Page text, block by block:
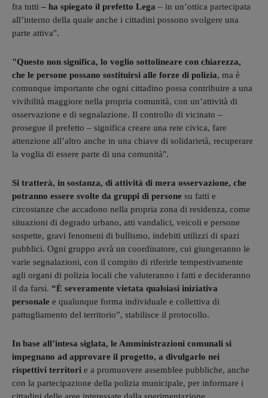
fra tutti – ha spiegato il prefetto Lega – in un’ottica partecipata
all’interno della quale anche i cittadini possono svolgere una
parte attiva".
"Questo non significa, lo voglio sottolineare con chiarezza,
che le persone possano sostituirsi alle forze di polizia, ma è
comunque importante che ogni cittadino possa contribuire a una
vivibilità maggiore nella propria comunità, con un’attività di
osservazione e di segnalazione. Il controllo di vicinato –
prosegue il prefetto – significa creare una rete civica, fare
attenzione all’altro anche in una chiave di solidarietà, recuperare
la voglia di essere parte di una comunità".
Si tratterà, in sostanza, di attività di mera osservazione, che
potranno essere svolte da gruppi di persone su fatti e
circostanze che accadono nella propria zona di residenza, come
situazioni di degrado urbano, atti vandalici, veicoli e persone
sospette, gravi fenomeni di bullismo, indebiti utilizzi di spazi
pubblici. Ogni gruppo avrà un coordinatore, cui giungeranno le
varie segnalazioni, con il compito di riferirle tempestivamente
agli organi di polizia locali che valuteranno i fatti e decideranno
il da farsi. “È severamente vietata qualsiasi iniziativa
personale e qualunque forma individuale e collettiva di
pattugliamento del territorio”, stabilisce il protocollo.
In base all’intesa siglata, le Amministrazioni comunali si
impegnano ad approvare il progetto, a divulgarlo nei
rispettivi territori e a promuovere assemblee pubbliche, anche
con la partecipazione della polizia municipale, per informare i